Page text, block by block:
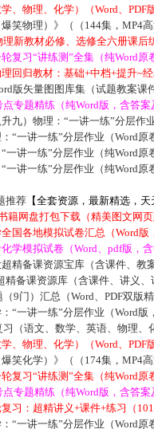
、物理、化学）（Word、PDF
笑物理）》（（144集，MP4高
新教材必修、选修全六册课后
复习“讲练测”全集（纯Word原
回归教材：基础+中档+提升~
版矢量图图库集（试题教案课
专题精练（纯Word版，含答案
九）物理：“一讲一练”分层作
“一讲一练”分层作业（Word原
讲一练”分层作业（纯Word原
讲一练”分层作业（纯Word原
推荐【全套资源，最新精选，天
籍网盘打包下载（精美图文网页
国各地模拟试卷汇总（Word版
学模拟试卷（Word、pdf版，含
精备课资源宝库（含课件、教
备课资源库（含课件、讲义、
9门）汇总（Word、PDF双版精
“一讲一练”分层作业（Word版
（语文、数学、英语、物理、
、物理、化学）（Word、PDF
笑化学）》（（174集，MP4高
复习“讲练测”全集（纯Word原
专题精练（纯Word版，含答案
习：超精讲义+课件+练习（101
“一讲一练”分层作业（Word原